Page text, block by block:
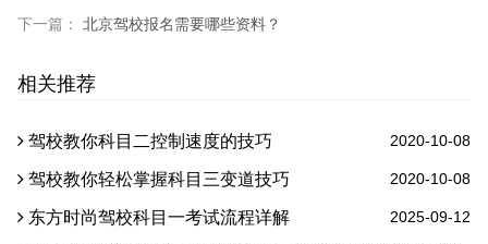
下一篇：
北京驾校报名需要哪些资料？
相关推荐
驾校教你科目二控制速度的技巧 2020-10-08
驾校教你轻松掌握科目三变道技巧 2020-10-08
东方时尚驾校科目一考试流程详解 2025-09-12